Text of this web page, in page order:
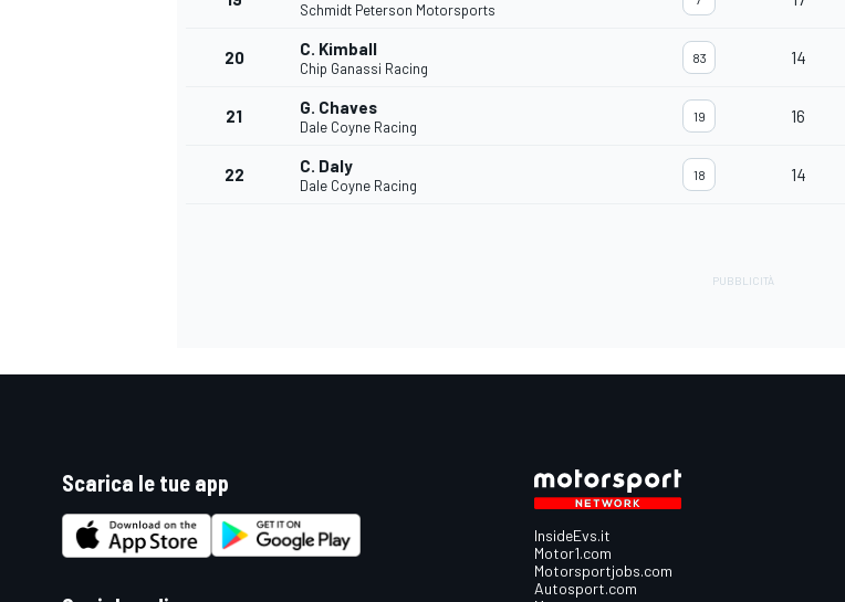
Schmidt Peterson Motorsports
20 C. Kimball
Chip Ganassi Racing
83 14
21 G. Chaves
Dale Coyne Racing
19 16
22 C. Daly
Dale Coyne Racing
18 14
Scarica le tue app
InsideEvs.it
Motor1.com
Motorsportjobs.com
Autosport.com